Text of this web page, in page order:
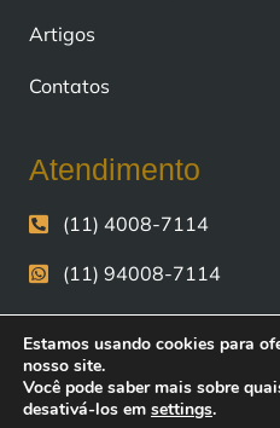
Artigos
Contatos
Atendimento
(11) 4008-7114
(11) 94008-7114
Avenida Andrômeda,
Alphaville, Barueri - SP.
Estamos usando cookies para
nosso site.
Você pode saber mais sobre
desativá-los em settings.